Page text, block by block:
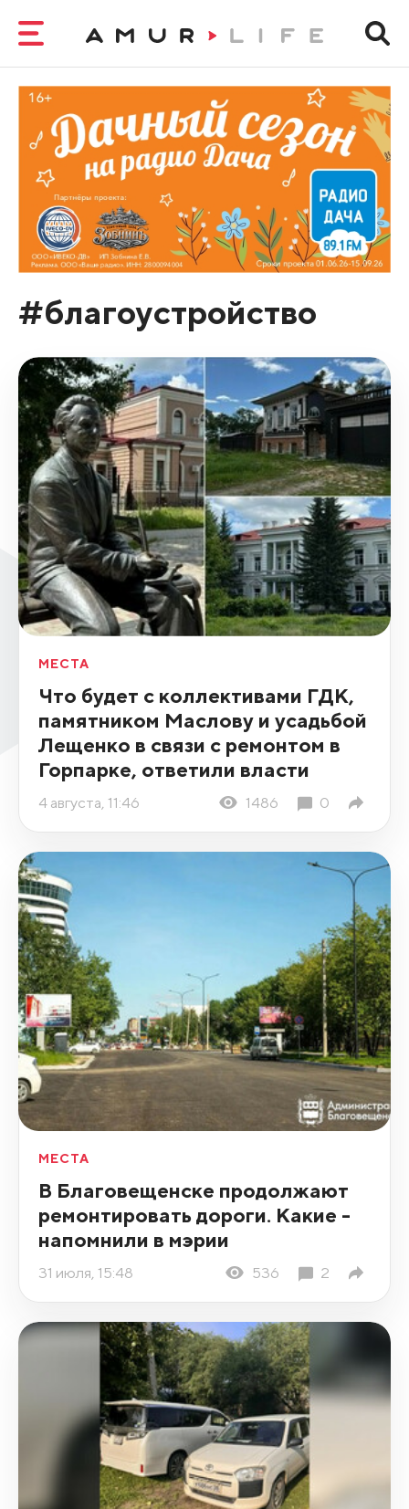
#благоустройство
МЕСТА
Что будет с коллективами ГДК,
памятником Маслову и усадьбой
Лещенко в связи с ремонтом в
Горпарке, ответили власти
4 августа, 11:46 1486 0
МЕСТА
В Благовещенске продолжают
ремонтировать дороги. Какие -
напомнили в мэрии
31 июля, 15:48 536 2